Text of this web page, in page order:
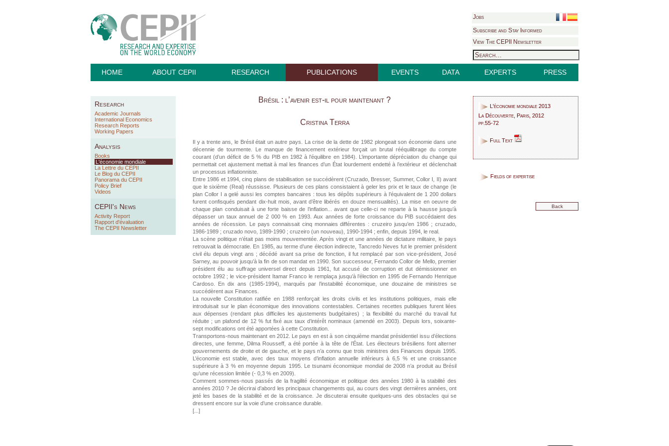
Jobs
Subscribe and Stay Informed
View The CEPII Newsletter
HOME ABOUT CEPII RESEARCH PUBLICATIONS EVENTS DATA EXPERTS PRESS
Research
Academic Journals
International Economics
Research Reports
Working Papers
Analysis
Books
L'économie mondiale
La Lettre du CEPII
Le Blog du CEPII
Panorama du CEPII
Policy Brief
Videos
CEPII's News
Activity Report
Rapport d'évaluation
The CEPII Newsletter
Brésil : l’avenir est-il pour maintenant ?
Cristina Terra
Il y a trente ans, le Brésil était un autre pays. La crise de la dette de 1982 plongeait son économie dans une
décennie de tourmente. Le manque de financement extérieur forçait un brutal rééquilibrage du compte
courant (d’un déficit de 5 % du PIB en 1982 à l’équilibre en 1984). L’importante dépréciation du change qui
permettait cet ajustement mettait à mal les finances d’un État lourdement endetté à l’extérieur et déclenchait
un processus inflationniste.
Entre 1986 et 1994, cinq plans de stabilisation se succédèrent (Cruzado, Bresser, Summer, Collor I, II) avant
que le sixième (Real) réussisse. Plusieurs de ces plans consistaient à geler les prix et le taux de change (le
plan Collor I a gelé aussi les comptes bancaires : tous les dépôts supérieurs à l’équivalent de 1 200 dollars
furent confisqués pendant dix-huit mois, avant d’être libérés en douze mensualités). La mise en oeuvre de
chaque plan conduisait à une forte baisse de l’inflation... avant que celle-ci ne reparte à la hausse jusqu’à
dépasser un taux annuel de 2 000 % en 1993. Aux années de forte croissance du PIB succédaient des
années de récession. Le pays connaissait cinq monnaies différentes : cruzeiro jusqu’en 1986 ; cruzado,
1986-1989 ; cruzado novo, 1989-1990 ; cruzeiro (un nouveau), 1990-1994 ; enfin, depuis 1994, le real.
La scène politique n’était pas moins mouvementée. Après vingt et une années de dictature militaire, le pays
retrouvait la démocratie. En 1985, au terme d’une élection indirecte, Tancredo Neves fut le premier président
civil élu depuis vingt ans ; décédé avant sa prise de fonction, il fut remplacé par son vice-président, José
Sarney, au pouvoir jusqu’à la fin de son mandat en 1990. Son successeur, Fernando Collor de Mello, premier
président élu au suffrage universel direct depuis 1961, fut accusé de corruption et dut démissionner en
octobre 1992 ; le vice-président Itamar Franco le remplaça jusqu’à l’élection en 1995 de Fernando Henrique
Cardoso. En dix ans (1985-1994), marqués par l’instabilité économique, une douzaine de ministres se
succédèrent aux Finances.
La nouvelle Constitution ratifiée en 1988 renforçait les droits civils et les institutions politiques, mais elle
introduisait sur le plan économique des innovations contestables. Certaines recettes publiques furent liées
aux dépenses (rendant plus difficiles les ajustements budgétaires) ; la flexibilité du marché du travail fut
réduite ; un plafond de 12 % fut fixé aux taux d’intérêt nominaux (amendé en 2003). Depuis lors, soixante-
sept modifications ont été apportées à cette Constitution.
Transportons-nous maintenant en 2012. Le pays en est à son cinquième mandat présidentiel issu d’élections
directes, une femme, Dilma Rousseff, a été portée à la tête de l’État. Les électeurs brésiliens font alterner
gouvernements de droite et de gauche, et le pays n’a connu que trois ministres des Finances depuis 1995.
L’économie est stable, avec des taux moyens d’inflation annuelle inférieurs à 6,5 % et une croissance
supérieure à 3 % en moyenne depuis 1995. Le tsunami économique mondial de 2008 n’a produit au Brésil
qu’une récession limitée (- 0,3 % en 2009).
Comment sommes-nous passés de la fragilité économique et politique des années 1980 à la stabilité des
années 2010 ? Je décrirai d’abord les principaux changements qui, au cours des vingt dernières années, ont
jeté les bases de la stabilité et de la croissance. Je discuterai ensuite quelques-uns des obstacles qui se
dressent encore sur la voie d’une croissance durable.
[...]
L'économie mondiale 2013
La Découverte, Paris, 2012
pp.55-72
Full Text
Fields of expertise
Back